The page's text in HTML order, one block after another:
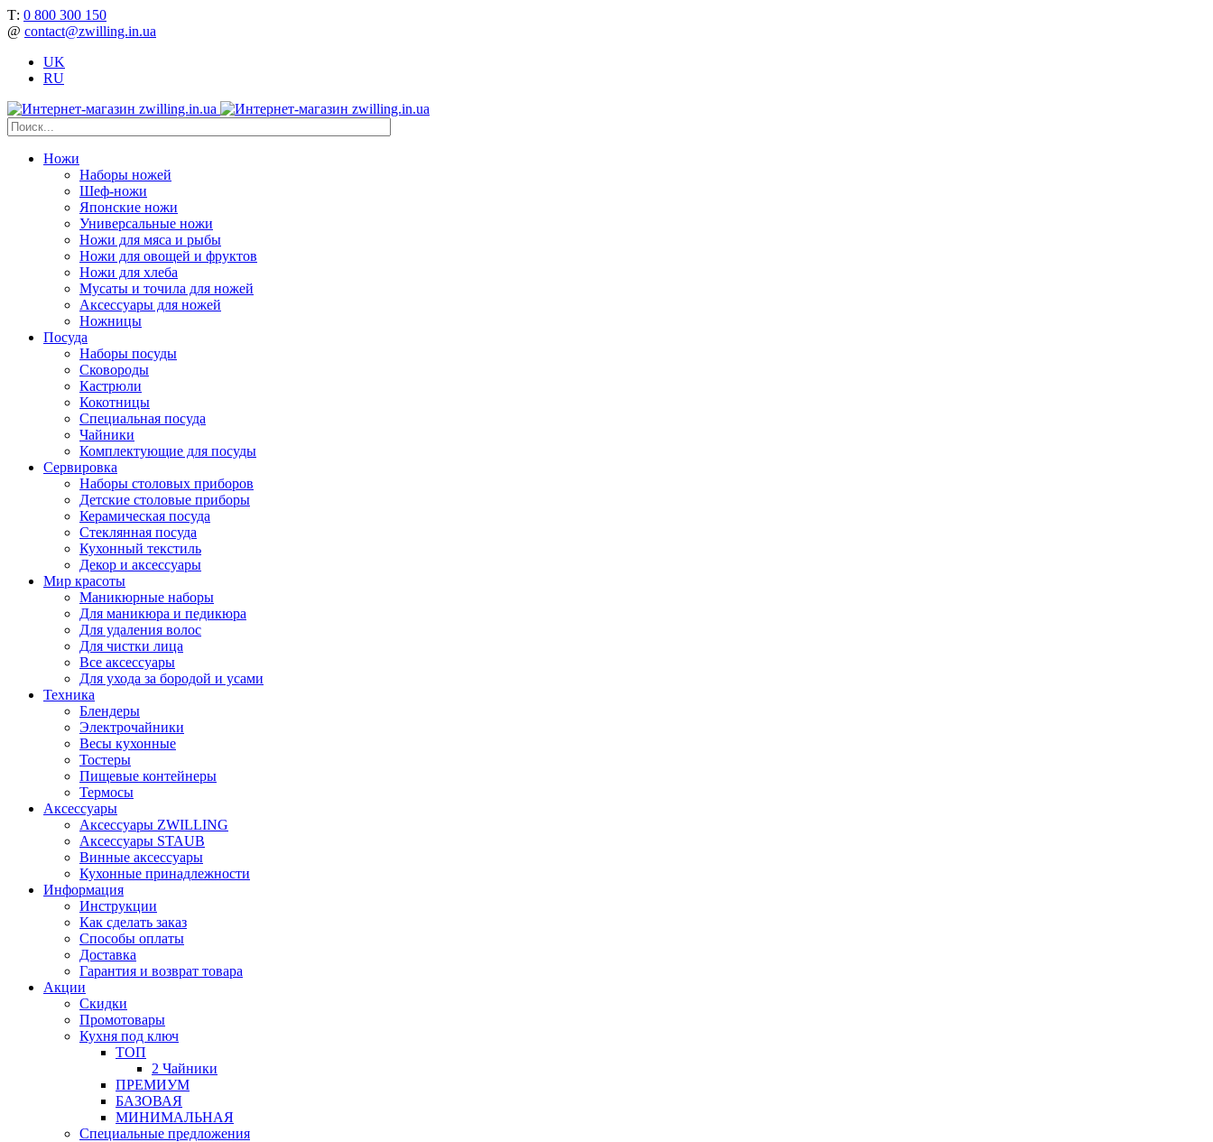
Т: 0 800 300 150
@ contact@zwilling.in.ua
UK
RU
Ножи
Наборы ножей
Шеф-ножи
Японские ножи
Универсальные ножи
Ножи для мяса и рыбы
Ножи для овощей и фруктов
Ножи для хлеба
Мусаты и точила для ножей
Аксессуары для ножей
Ножницы
Посуда
Наборы посуды
Сковороды
Кастрюли
Кокотницы
Специальная посуда
Чайники
Комплектующие для посуды
Сервировка
Наборы столовых приборов
Детские столовые приборы
Керамическая посуда
Стеклянная посуда
Кухонный текстиль
Декор и аксессуары
Мир красоты
Маникюрные наборы
Для маникюра и педикюра
Для удаления волос
Для чистки лица
Все аксессуары
Для ухода за бородой и усами
Техника
Блендеры
Электрочайники
Весы кухонные
Тостеры
Пищевые контейнеры
Термосы
Аксессуары
Аксессуары ZWILLING
Аксессуары STAUB
Винные аксессуары
Кухонные принадлежности
Информация
Инструкции
Как сделать заказ
Способы оплаты
Доставка
Гарантия и возврат товара
Акции
Скидки
Промотовары
Кухня под ключ
ТОП
2 Чайники
ПРЕМИУМ
БАЗОВАЯ
МИНИМАЛЬНАЯ
Специальные предложения